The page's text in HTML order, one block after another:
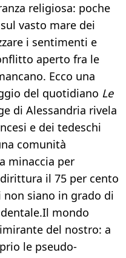
religiosa: poche
vasto mare dei
i sentimenti e
aperto fra le
Ecco una
del quotidiano Le
di Alessandria rivela
e dei tedeschi
comunità
minaccia per
il 75 per cento
siano in grado di
mondo
del nostro: a
le pseudo-